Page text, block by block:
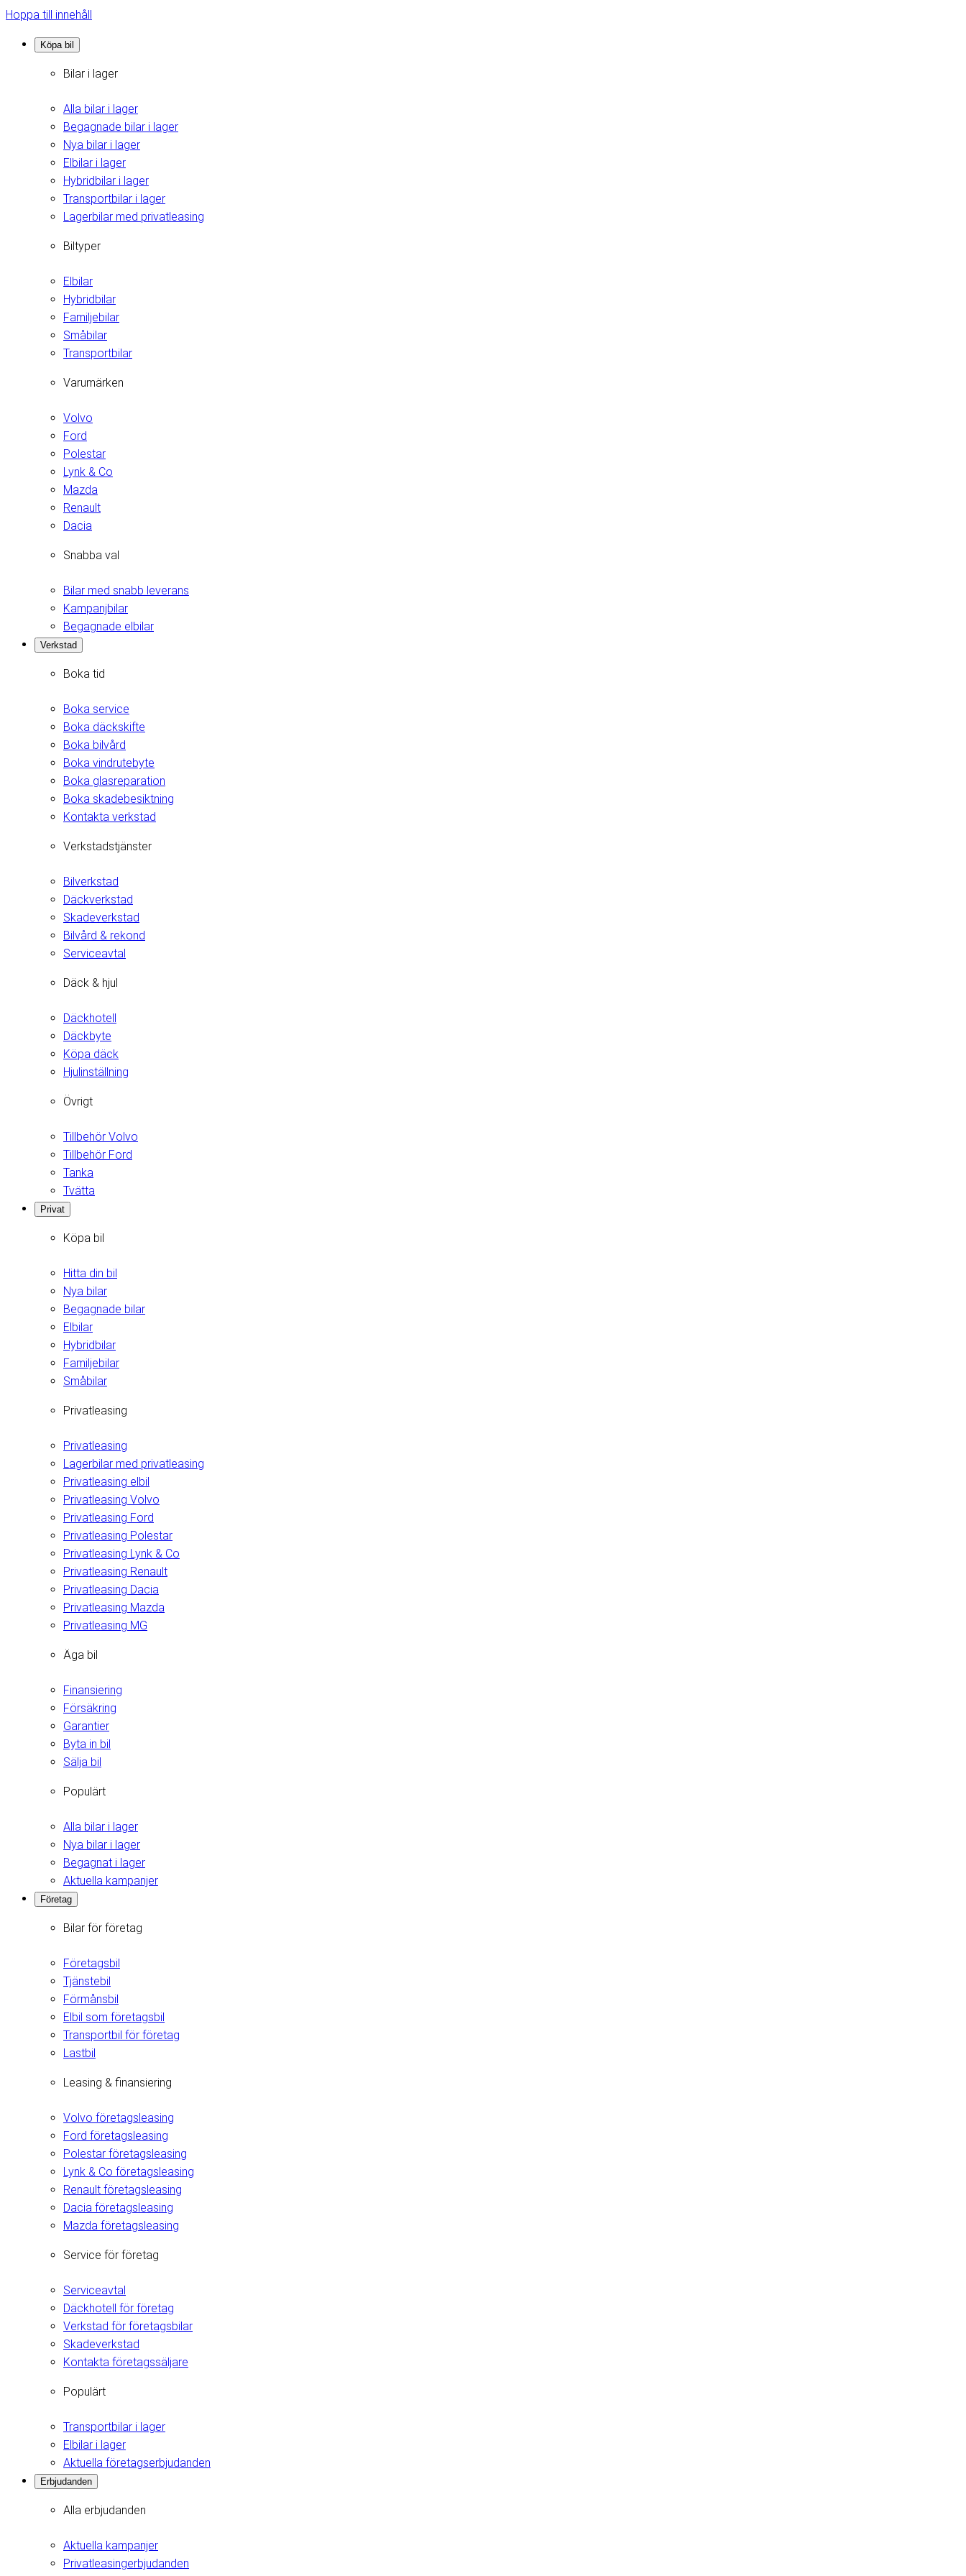
Hoppa till innehåll
Köpa bil
Bilar i lager
Alla bilar i lager
Begagnade bilar i lager
Nya bilar i lager
Elbilar i lager
Hybridbilar i lager
Transportbilar i lager
Lagerbilar med privatleasing
Biltyper
Elbilar
Hybridbilar
Familjebilar
Småbilar
Transportbilar
Varumärken
Volvo
Ford
Polestar
Lynk & Co
Mazda
Renault
Dacia
Snabba val
Bilar med snabb leverans
Kampanjbilar
Begagnade elbilar
Verkstad
Boka tid
Boka service
Boka däckskifte
Boka bilvård
Boka vindrutebyte
Boka glasreparation
Boka skadebesiktning
Kontakta verkstad
Verkstadstjänster
Bilverkstad
Däckverkstad
Skadeverkstad
Bilvård & rekond
Serviceavtal
Däck & hjul
Däckhotell
Däckbyte
Köpa däck
Hjulinställning
Övrigt
Tillbehör Volvo
Tillbehör Ford
Tanka
Tvätta
Privat
Köpa bil
Hitta din bil
Nya bilar
Begagnade bilar
Elbilar
Hybridbilar
Familjebilar
Småbilar
Privatleasing
Privatleasing
Lagerbilar med privatleasing
Privatleasing elbil
Privatleasing Volvo
Privatleasing Ford
Privatleasing Polestar
Privatleasing Lynk & Co
Privatleasing Renault
Privatleasing Dacia
Privatleasing Mazda
Privatleasing MG
Äga bil
Finansiering
Försäkring
Garantier
Byta in bil
Sälja bil
Populärt
Alla bilar i lager
Nya bilar i lager
Begagnat i lager
Aktuella kampanjer
Företag
Bilar för företag
Företagsbil
Tjänstebil
Förmånsbil
Elbil som företagsbil
Transportbil för företag
Lastbil
Leasing & finansiering
Volvo företagsleasing
Ford företagsleasing
Polestar företagsleasing
Lynk & Co företagsleasing
Renault företagsleasing
Dacia företagsleasing
Mazda företagsleasing
Service för företag
Serviceavtal
Däckhotell för företag
Verkstad för företagsbilar
Skadeverkstad
Kontakta företagssäljare
Populärt
Transportbilar i lager
Elbilar i lager
Aktuella företagserbjudanden
Erbjudanden
Alla erbjudanden
Aktuella kampanjer
Privatleasingerbjudanden